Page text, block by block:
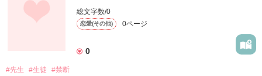
総文字数/0
恋愛(その他) 0ページ
0
#先生 #生徒 #禁断